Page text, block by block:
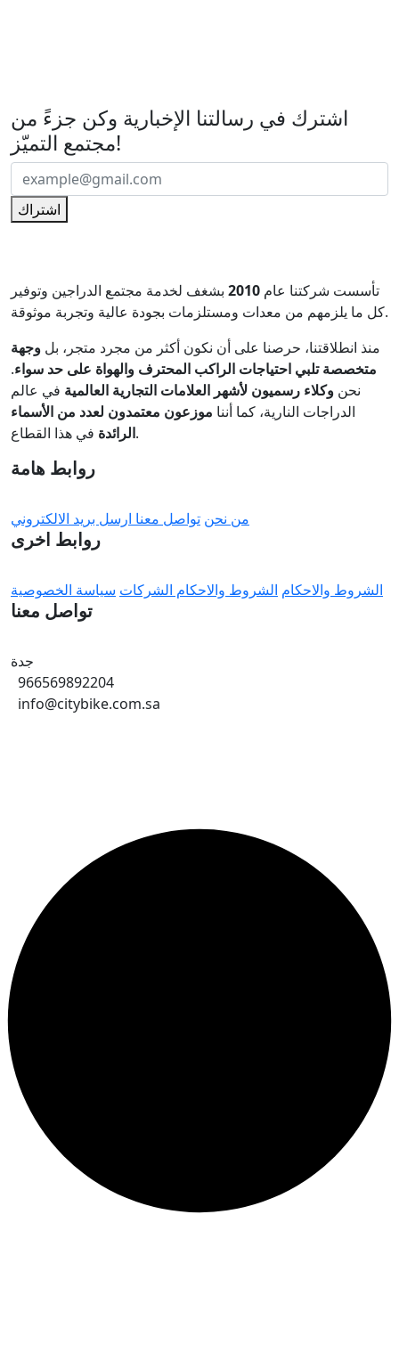
اشترك في رسالتنا الإخبارية وكن جزءً من
مجتمع التميّز!
اشتراك
تأسست شركتنا عام 2010 بشغف لخدمة مجتمع الدراجين وتوفير
كل ما يلزمهم من معدات ومستلزمات بجودة عالية وتجربة موثوقة.
منذ انطلاقتنا، حرصنا على أن نكون أكثر من مجرد متجر، بل وجهة
متخصصة تلبي احتياجات الراكب المحترف والهواة على حد سواء.
نحن وكلاء رسميون لأشهر العلامات التجارية العالمية في عالم
الدراجات النارية، كما أننا موزعون معتمدون لعدد من الأسماء
الرائدةفي هذا القطاع.
روابط هامة
من نحن تواصل معنا ارسل بريد الالكتروني
روابط اخرى
الشروط والاحكام الشروط والاحكام الشركات سياسة الخصوصية
تواصل معنا
جدة
966569892204
info@citybike.com.sa